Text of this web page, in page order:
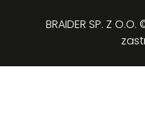
BRAIDER SP. Z